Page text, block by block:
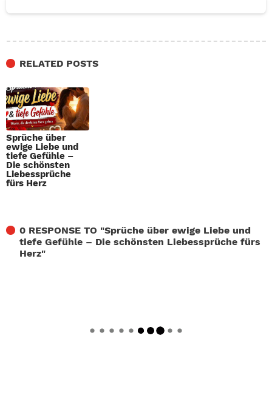
RELATED POSTS
Sprüche über
ewige Liebe und
tiefe Gefühle –
Die schönsten
Liebessprüche
fürs Herz
0 RESPONSE TO "Sprüche über ewige Liebe und
tiefe Gefühle – Die schönsten Liebessprüche fürs
Herz"